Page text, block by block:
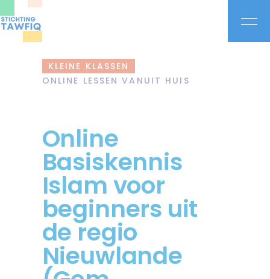
KLEINE KLASSEN
ONLINE LESSEN VANUIT HUIS
Online
Basiskennis
Islam voor
beginners uit
de regio
Nieuwlande